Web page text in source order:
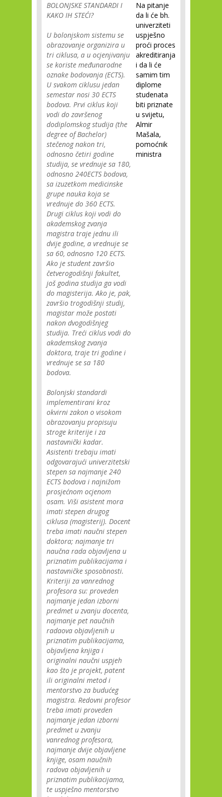
BOLONJSKE STANDARDI I
KAKO IH STEĆI?
U bolonjskom sistemu se
obrazovanje organizira u
tri ciklusa, a u ocjenjivanju
se koriste međunarodne
oznake bodovanja (ECTS).
U svakom ciklusu jedan
semestar nosi 30 ECTS
bodova. Prvi ciklus koji
vodi do završenog
dodiplomskog studija (the
degree of Bachelor)
stečenog nakon tri,
odnosno četiri godine
studija, se vrednuje sa 180,
odnosno 240ECTS bodova,
sa izuzetkom medicinske
grupe nauka koja se
vrednuje do 360 ECTS.
Drugi ciklus koji vodi do
akademskog zvanja
magistra traje jednu ili
dvije godine, a vrednuje se
sa 60, odnosno 120 ECTS.
Ako je student završio
četverogodišnji fakultet,
još godina studija ga vodi
do magisterija. Ako je, pak,
završio trogodišnji studij,
magistar može postati
nakon dvogodišnjeg
studija. Treći ciklus vodi do
akademskog zvanja
doktora, traje tri godine i
vrednuje se sa 180
bodova.
Bolonjski standardi
implementirani kroz
okvirni zakon o visokom
obrazovanju propisuju
stroge kriterije i za
nastavnički kadar.
Asistenti trebaju imati
odgovarajući univerzitetski
stepen sa najmanje 240
ECTS bodova i najnižom
prosjećnom ocjenom
osam. Viši asistent mora
imati stepen drugog
ciklusa (magisterij). Docent
treba imati naučni stepen
doktora; najmanje tri
naučna rada objavljena u
priznatim publikacijama i
nastavničke sposobnosti.
Kriteriji za vanrednog
profesora su: proveden
najmanje jedan izborni
predmet u zvanju docenta,
najmanje pet naučnih
radaova objavljenih u
priznatim publikacijama,
objavljena knjiga i
originalni naučni uspjeh
kao što je projekt, patent
ili originalni metod i
mentorstvo za budućeg
magistra. Redovni profesor
treba imati proveden
najmanje jedan izborni
predmet u zvanju
vanrednog profesora,
najmanje dvije objavljene
knjige, osam naučnih
radova objavljenih u
priznatim publikacijama,
te uspješno mentorstvo
Na pitanje
da li će bh.
univerziteti
uspješno
proći proces
akreditiranja
i da li će
samim tim
diplome
studenata
biti priznate
u svijetu,
Almir
Mašala,
pomoćnik
ministra